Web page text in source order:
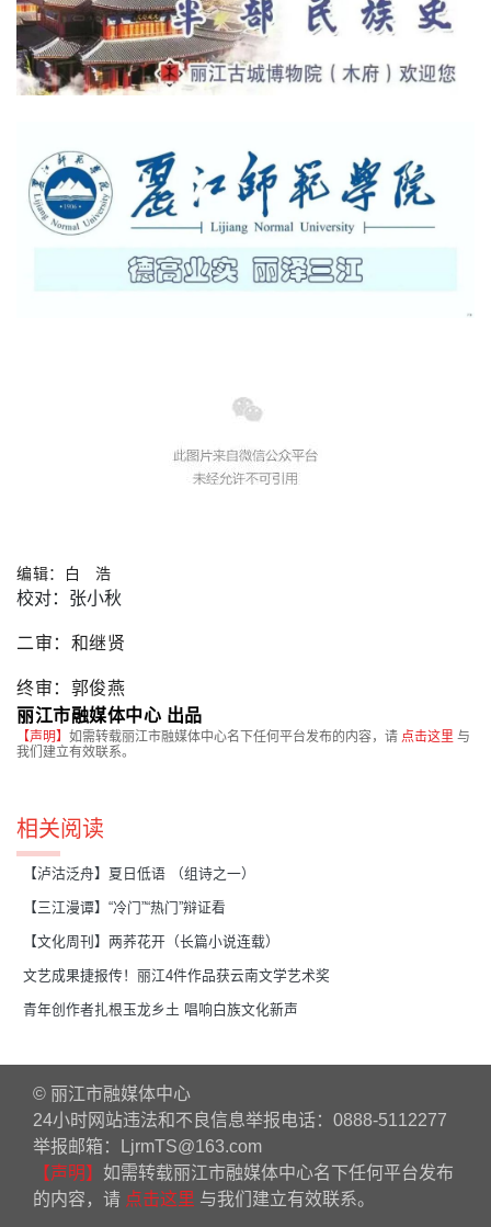
编辑：白   浩
校对：张小秋
二审：和继贤
终审：郭俊燕
丽江市融媒体中心 出品
【声明】 如需转载丽江市融媒体中心名下任何平台发布的内容，请 点击这里 与
我们建立有效联系。
相关阅读
【泸沽泛舟】夏日低语 （组诗之一）
【三江漫谭】“冷门”“热门”辩证看
【文化周刊】两荞花开（长篇小说连载）
文艺成果捷报传！丽江4件作品获云南文学艺术奖
青年创作者扎根玉龙乡土 唱响白族文化新声
© 丽江市融媒体中心
24小时网站违法和不良信息举报电话：0888-5112277
举报邮箱：LjrmTS@163.com
【声明】 如需转载丽江市融媒体中心名下任何平台发布
的内容，请 点击这里 与我们建立有效联系。